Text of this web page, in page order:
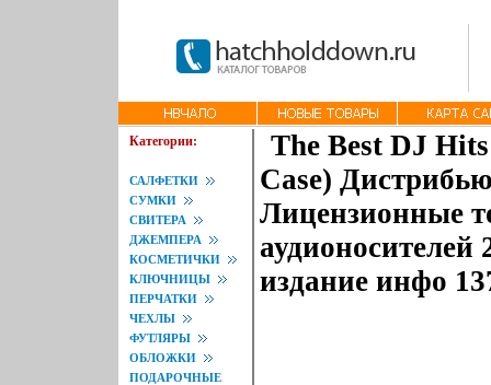
Категории:
САЛФЕТКИ
СУМКИ
СВИТЕРА
ДЖЕМПЕРА
КОСМЕТИЧКИ
КЛЮЧНИЦЫ
ПЕРЧАТКИ
ЧЕХЛЫ
ФУТЛЯРЫ
ОБЛОЖКИ
ПОДАРОЧНЫЕ
The Best DJ
Case)
Лицензионные
аудионосителей
издание инфо